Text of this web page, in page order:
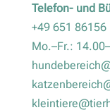
Telefon- und
+49 651 86156
Mo.–Fr.: